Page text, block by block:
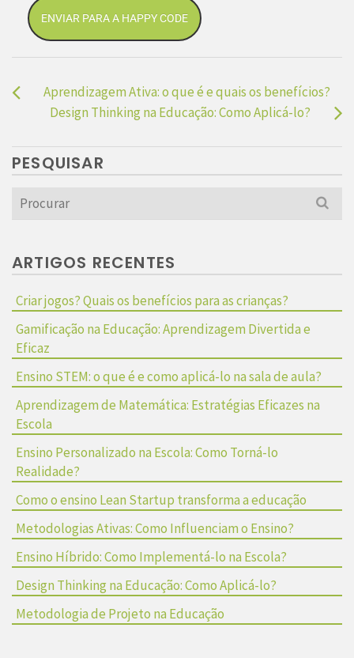
ENVIAR PARA A HAPPY CODE
Aprendizagem Ativa: o que é e quais os benefícios?
Design Thinking na Educação: Como Aplicá-lo?
PESQUISAR
Search
for:
ARTIGOS RECENTES
Criar jogos? Quais os benefícios para as crianças?
Gamificação na Educação: Aprendizagem Divertida e
Eficaz
Ensino STEM: o que é e como aplicá-lo na sala de aula?
Aprendizagem de Matemática: Estratégias Eficazes na
Escola
Ensino Personalizado na Escola: Como Torná-lo
Realidade?
Como o ensino Lean Startup transforma a educação
Metodologias Ativas: Como Influenciam o Ensino?
Ensino Híbrido: Como Implementá-lo na Escola?
Design Thinking na Educação: Como Aplicá-lo?
Metodologia de Projeto na Educação